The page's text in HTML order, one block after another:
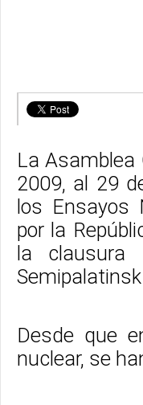
La Asamblea
2009, al 29
los Ensayos
por la
la clausura
Desde que
nuclear, se